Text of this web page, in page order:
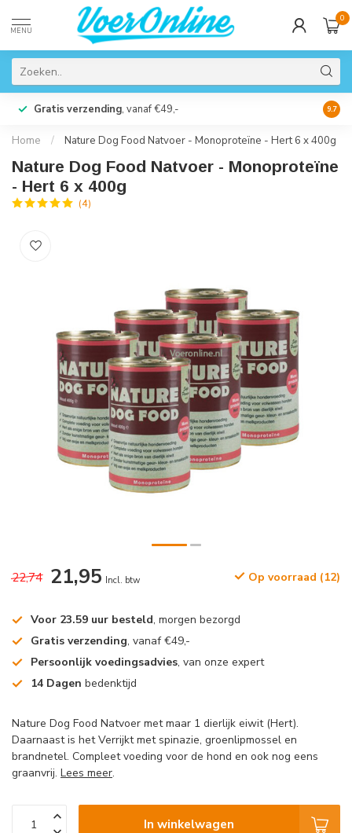
MENU
0
Gratis verzending, vanaf €49,- 9.7
Home / Nature Dog Food Natvoer - Monoproteïne - Hert 6 x 400g
Nature Dog Food Natvoer - Monoproteïne
- Hert 6 x 400g
(4)
22,74 21,95 Incl. btw Op voorraad (12)
Voor 23.59 uur besteld, morgen bezorgd
Gratis verzending, vanaf €49,-
Persoonlijk voedingsadvies, van onze expert
14 Dagen bedenktijd
Nature Dog Food Natvoer met maar 1 dierlijk eiwit (Hert).
Daarnaast is het Verrijkt met spinazie, groenlipmossel en
brandnetel. Compleet voeding voor de hond en ook nog eens
graanvrij. Lees meer.
In winkelwagen